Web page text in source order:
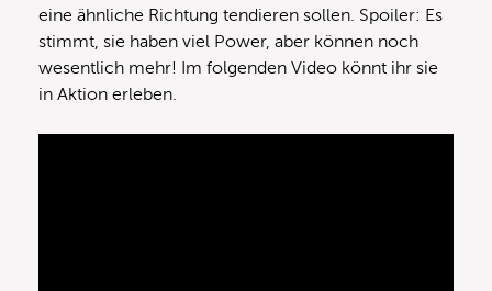
eine ähnliche Richtung tendieren sollen. Spoiler: Es
stimmt, sie haben viel Power, aber können noch
wesentlich mehr! Im folgenden Video könnt ihr sie
in Aktion erleben.